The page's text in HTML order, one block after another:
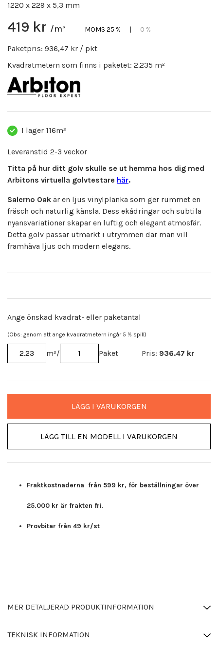
1220 x 229 x 5,3 mm
419 kr /m² MOMS 25 % | 0 %
Paketpris: 936,47 kr / pkt
Kvadratmetern som finns i paketet: 2.235 m²
I lager 116m²
Leveranstid 2-3 veckor
Titta på hur ditt golv skulle se ut hemma hos dig med
Arbitons virtuella golvtestare här.
Salerno Oak är en ljus vinylplanka som ger rummet en
fräsch och naturlig känsla. Dess ekådringar och subtila
nyansvariationer skapar en luftig och elegant atmosfär.
Detta golv passar utmärkt i utrymmen där man vill
framhäva ljus och modern elegans.
Ange önskad kvadrat- eller paketantal
(Obs: genom att ange kvadratmetern ingår 5 % spill)
m²/ Paket Pris: 936.47 kr
LÄGG I VARUKORGEN
LÄGG TILL EN MODELL I VARUKORGEN
Fraktkostnaderna från 599 kr, för beställningar över
25.000 kr är frakten fri.
Provbitar från 49 kr/st
MER DETALJERAD PRODUKTINFORMATION
TEKNISK INFORMATION